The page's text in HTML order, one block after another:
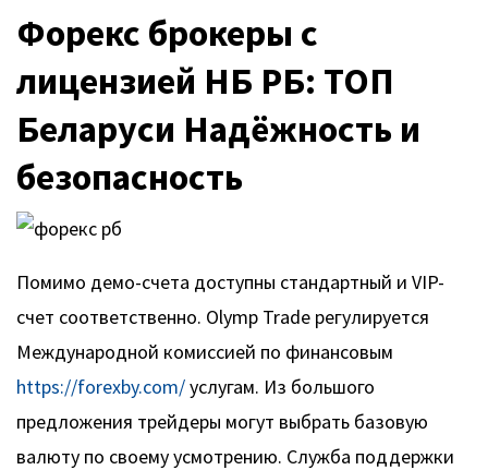
Форекс брокеры с
лицензией НБ РБ: ТОП
Беларуси Надёжность и
безопасность
Помимо демо-счета доступны стандартный и VIP-
счет соответственно. Olymp Trade регулируется
Международной комиссией по финансовым
https://forexby.com/услугам. Из большого
предложения трейдеры могут выбрать базовую
валюту по своему усмотрению. Служба поддержки